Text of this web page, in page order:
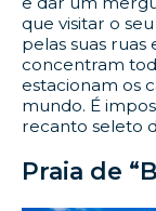
que visitar o seu
pelas suas ruas
concentram
estacionam os
mundo. É
recanto seleto
Praia de